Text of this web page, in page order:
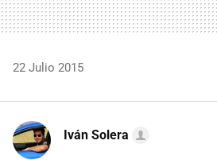
22 Julio 2015
Iván Solera